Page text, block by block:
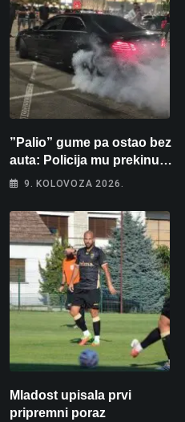
”Palio” gume pa ostao bez
auta: Policija mu prekinula
”show” na parkingu u
9. KOLOVOZA 2026.
Mladost upisala prvi
pripremni poraz